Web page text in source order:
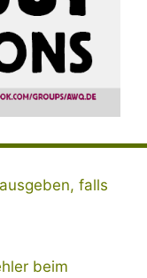
falls
beim